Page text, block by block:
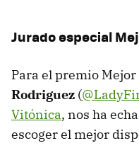
Jurado especial
Para el premio
Rodriguez (
Vitónica, nos ha
escoger el mejor